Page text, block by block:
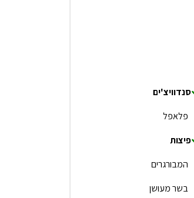
סנדוויצ'ים
פלאפל
פיצות
המבורגרים
בשר מעושן